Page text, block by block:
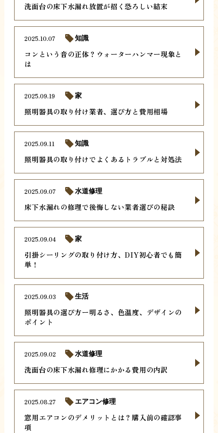
洗面台の床下水漏れ放置が招く恐ろしい結末
コンという音の正体？ウォーターハンマー現象と
は
2025.10.07 知識
照明器具の取り付け業者、選び方と費用相場
2025.09.19 家
照明器具の取り付けでよくあるトラブルと対処法
2025.09.11 知識
床下水漏れの修理で後悔しない業者選びの秘訣
2025.09.07 水道修理
引掛シーリングの取り付け方、DIY初心者でも簡
単！
2025.09.04 家
照明器具の選び方ー明るさ、色温度、デザインの
ポイント
2025.09.03 生活
洗面台の床下水漏れ修理にかかる費用の内訳
2025.09.02 水道修理
窓用エアコンのデメリットとは？購入前の確認事
項
2025.08.27 エアコン修理